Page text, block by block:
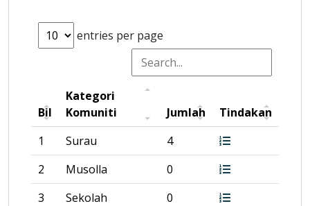
entries per page
Bil
Kategori
Komuniti
Jumlah
Tindakan
1
Surau
4
2
Musolla
0
3
Sekolah
0